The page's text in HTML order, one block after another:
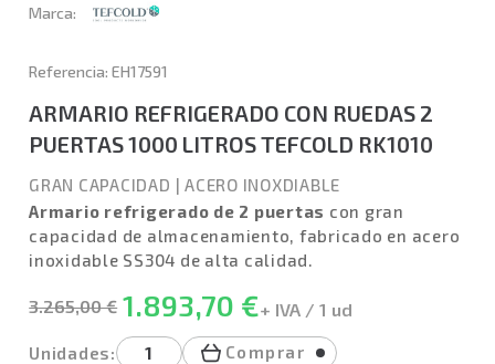
Marca:
Referencia: EH17591
ARMARIO REFRIGERADO CON RUEDAS 2
PUERTAS 1000 LITROS TEFCOLD RK1010
GRAN CAPACIDAD |ACERO INOXDIABLE
Armario refrigerado de 2 puertas con gran
capacidad de almacenamiento, fabricado en acero
inoxidable SS304 de alta calidad.
3.265,00 € 1.893,70 €+ IVA / 1 ud
Unidades: Comprar